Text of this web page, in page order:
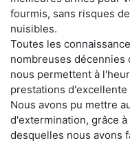
fourmis, sans risques
nuisibles.
Toutes les
nombreuses décennies
nous permettent à
prestations
Nous avons pu mettre
d'extermination, grâce
desquelles nous avons